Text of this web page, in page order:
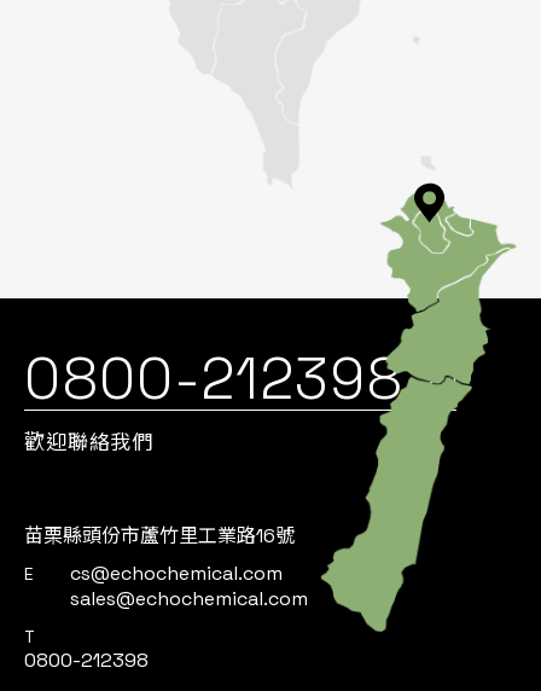
0800-212398
歡迎聯絡我們
苗栗縣頭份市蘆竹里工業路16號
E
cs@echochemical.com
sales@echochemical.com
T
0800-212398